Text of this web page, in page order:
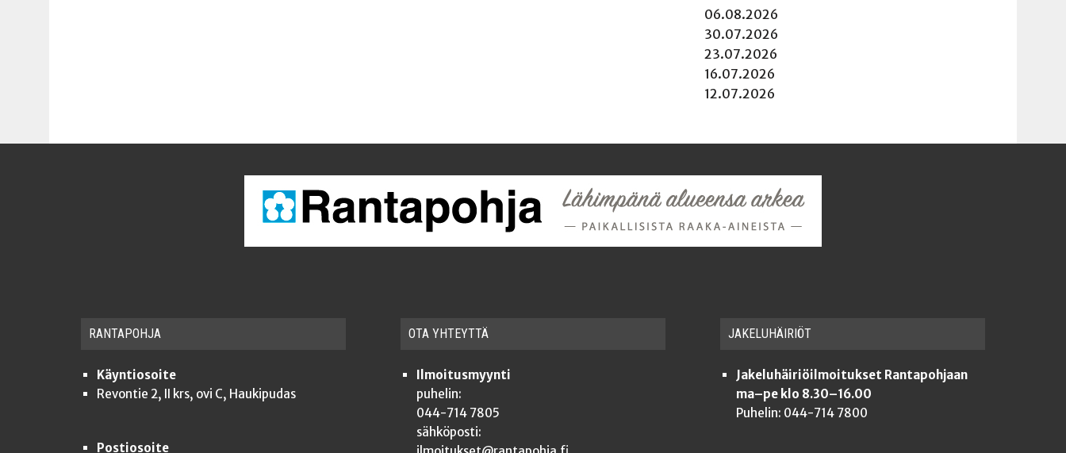
06.08.2026
30.07.2026
23.07.2026
16.07.2026
12.07.2026
RAN­TA­POH­JA
Käyntiosoite
Revontie 2, II krs, ovi C, Haukipudas
Postiosoite
OTA YHTEYT­TÄ
Ilmoitusmyynti
puhelin:
044-714 7805
sähköposti:
JAKE­LU­HÄI­RIÖT
Jakeluhäiriöilmoitukset Rantapohjaan
ma–pe klo 8.30–16.00
Puhelin: 044-714 7800